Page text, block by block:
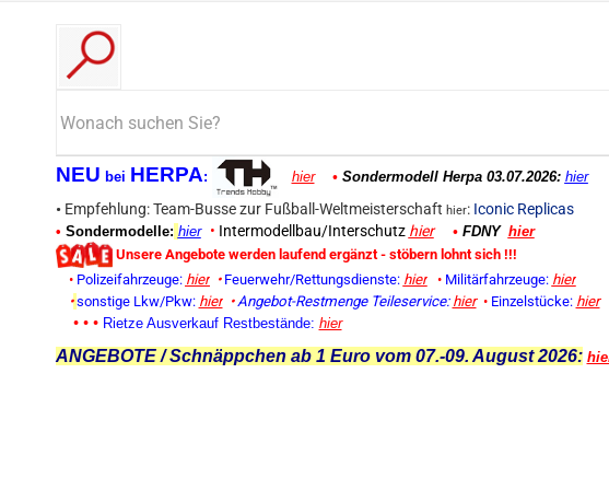
NEU bei HERPA: hier • Sondermodell Herpa 03.07.2026: hier
• Empfehlung: Team-Busse zur Fußball-Weltmeisterschaft hier: Iconic Replicas
• Sondermodelle: hier • Intermodellbau/Interschutz hier • FDNY hier
Unsere Angebote werden laufend ergänzt - stöbern lohnt sich !!!
•Polizeifahrzeuge: hier • Feuerwehr/Rettungsdienste: hier • Militärfahrzeuge: hier
• sonstige Lkw/Pkw: hier • Angebot-Restmenge Teileservice: hier • Einzelstücke: hier
• • • Rietze Ausverkauf Restbestände: hier
ANGEBOTE / Schnäppchen ab 1 Euro vom 07.-09. August 2026: